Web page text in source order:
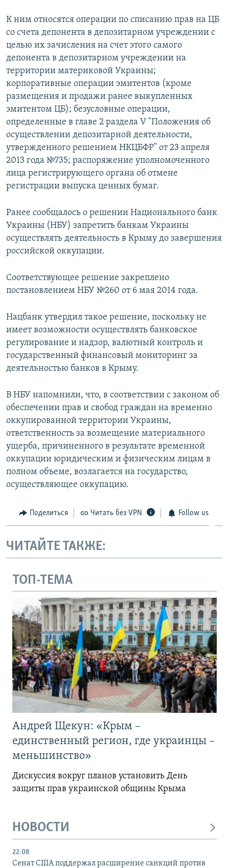
К ним относятся операции по списанию прав на ЦБ
со счета депонента в депозитарном учреждении с
целью их зачисления на счет этого самого
депонента в депозитарном учреждении на
территории материковой Украины;
корпоративные операции эмитентов (кроме
размещения и продажи ранее выкупленных
эмитентом ЦБ); безусловные операции,
определенные в главе 2 раздела V "Положения об
осуществлении депозитарной деятельности,
утвержденного решением НКЦБФР" от 23 апреля
2013 года №735; распоряжение уполномоченного
лица регистрирующего органа об отмене
регистрации выпуска ценных бумаг.
Ранее сообщалось о решении Национального банк
Украины (НБУ) запретить банкам Украины
осуществлять деятельность в Крыму до завершения
российской оккупации.
Соответствующее решение закреплено
постановлением НБУ №260 от 6 мая 2014 года.
Нацбанк утвердил такое решение, поскольку не
имеет возможности осуществлять банковское
регулирование и надзор, валютный контроль и
государственный финансовый мониторинг за
деятельностью банков в Крыму.
В НБУ напомнили, что, в соответствии с законом об
обеспечении прав и свобод граждан на временно
оккупированной территории Украины,
ответственность за возмещение материального
ущерба, причиненного в результате временной
оккупации юридическим и физическим лицам в
полном объеме, возлагается на государство,
осуществляющее оккупацию.
Поделиться Читать без VPN Follow us
ЧИТАЙТЕ ТАКЖЕ:
ТОП-ТЕМА
Андрей Щекун: «Крым –
единственный регион, где украинцы –
меньшинство»
Дискуссия вокруг планов установить День
защиты прав украинской общины Крыма
НОВОСТИ
22:08
Сенат США поддержал расширение санкций против